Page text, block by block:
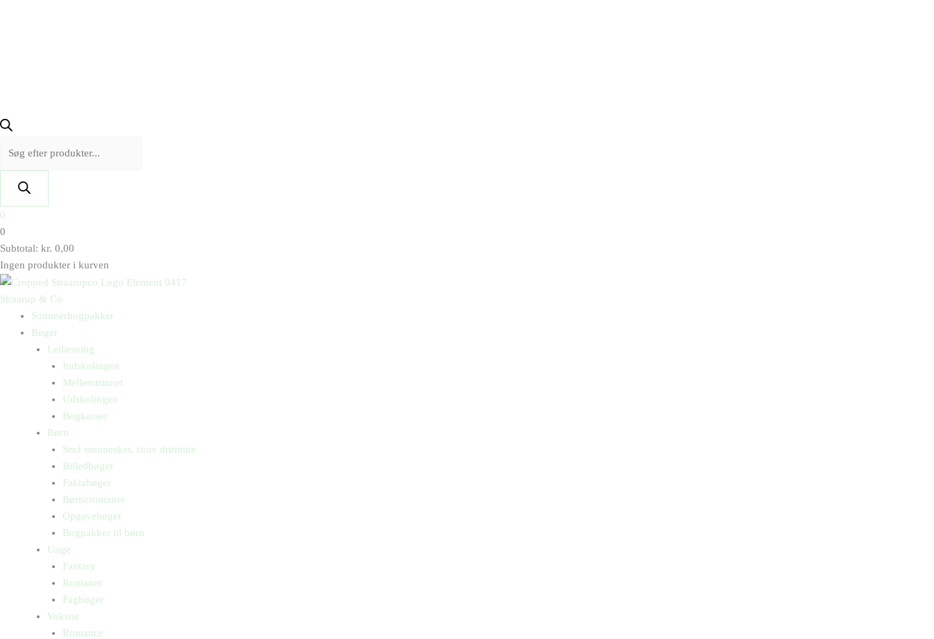
0
0
Subtotal: kr. 0,00
Ingen produkter i kurven
Straarup & Co
Sommerbogpakker
Bøger
Letlæsning
Indskolingen
Mellemtrinnet
Udskolingen
Bogkasser
Børn
Små mennesker, store drømme
Billedbøger
Faktabøger
Børneromaner
Opgavebøger
Bogpakker til børn
Unge
Fantasy
Romaner
Fagbøger
Voksne
Romance